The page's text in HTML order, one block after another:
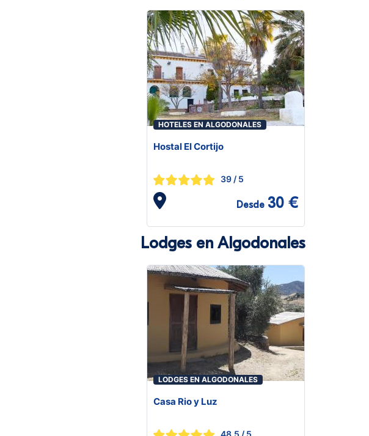
HOTELES EN ALGODONALES
Hostal El Cortijo
39 / 5
Desde 30 €
Lodges en Algodonales
LODGES EN ALGODONALES
Casa Rio y Luz
48.5 / 5